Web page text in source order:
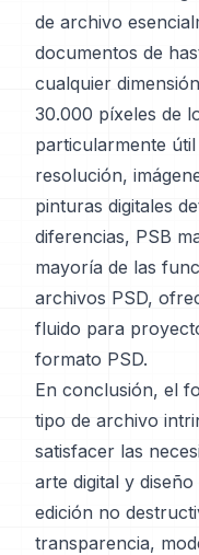
de archivo
documentos de
cualquier
30.000 píxeles de
particularmente
resolución,
pinturas digitales
diferencias, PSB
mayoría de las
archivos PSD,
fluido para
formato PSD.
En conclusión, el
tipo de archivo
satisfacer las
arte digital y
edición no
transparencia,